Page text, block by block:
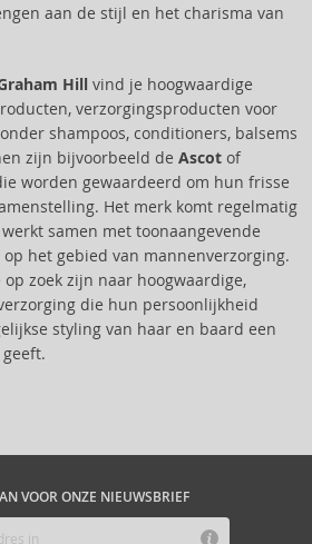
aan de stijl en het charisma van
Hill vind je hoogwaardige
verzorgingsproducten voor
shampoos, conditioners, balsems
zijn bijvoorbeeld de Ascot of
worden gewaardeerd om hun frisse
Het merk komt regelmatig
samen met toonaangevende
het gebied van mannenverzorging.
zoek zijn naar hoogwaardige,
die hun persoonlijkheid
styling van haar en baard een
VOOR ONZE NIEUWSBRIEF